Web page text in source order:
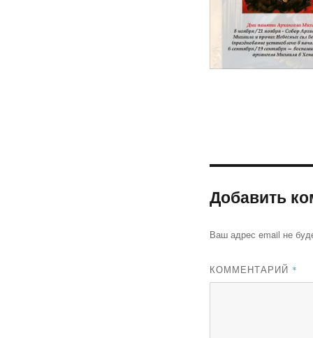
Добавить
Ваш адрес email не
КОММЕНТАРИЙ *